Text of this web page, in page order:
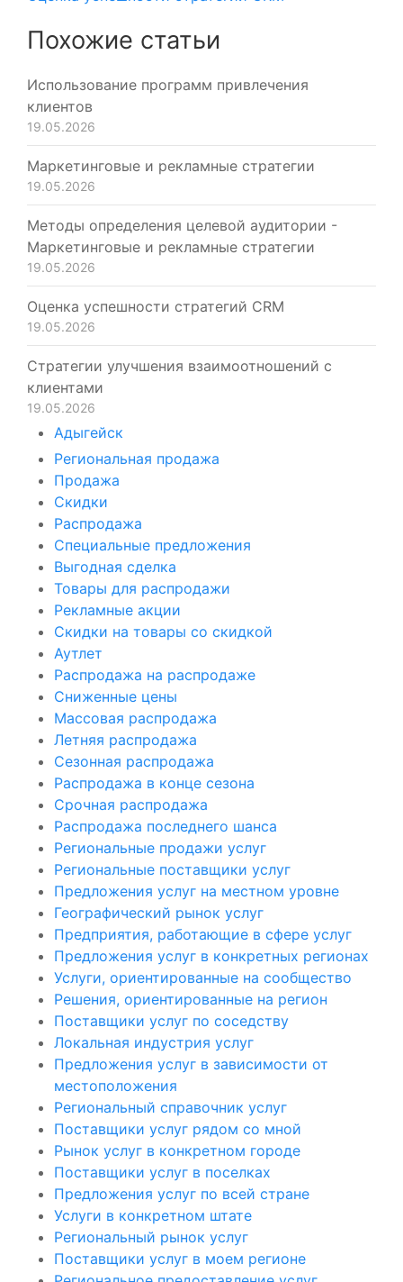
Похожие статьи
Использование программ привлечения
клиентов
19.05.2026
Маркетинговые и рекламные стратегии
19.05.2026
Методы определения целевой аудитории -
Маркетинговые и рекламные стратегии
19.05.2026
Оценка успешности стратегий CRM
19.05.2026
Стратегии улучшения взаимоотношений с
клиентами
19.05.2026
Адыгейск
Региональная продажа
Продажа
Скидки
Распродажа
Специальные предложения
Выгодная сделка
Товары для распродажи
Рекламные акции
Скидки на товары со скидкой
Аутлет
Распродажа на распродаже
Сниженные цены
Массовая распродажа
Летняя распродажа
Сезонная распродажа
Распродажа в конце сезона
Срочная распродажа
Распродажа последнего шанса
Региональные продажи услуг
Региональные поставщики услуг
Предложения услуг на местном уровне
Географический рынок услуг
Предприятия, работающие в сфере услуг
Предложения услуг в конкретных регионах
Услуги, ориентированные на сообщество
Решения, ориентированные на регион
Поставщики услуг по соседству
Локальная индустрия услуг
Предложения услуг в зависимости от
местоположения
Региональный справочник услуг
Поставщики услуг рядом со мной
Рынок услуг в конкретном городе
Поставщики услуг в поселках
Предложения услуг по всей стране
Услуги в конкретном штате
Региональный рынок услуг
Поставщики услуг в моем регионе